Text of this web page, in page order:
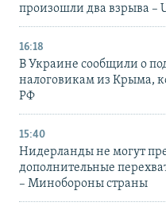
произошли два взрыва –
16:18
В Украине сообщили о
налоговикам из Крыма,
РФ
15:40
Нидерланды не могут
дополнительные
– Минобороны страны